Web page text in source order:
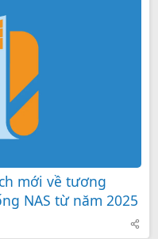
mới về tương
NAS từ năm 2025